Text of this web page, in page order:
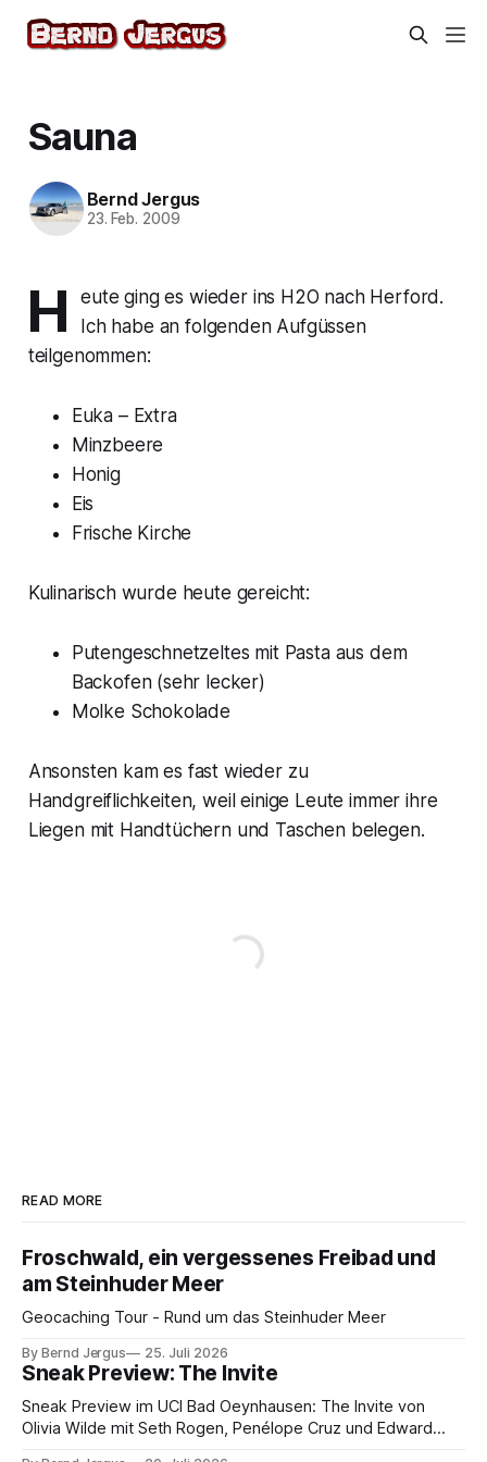
Sauna
Bernd Jergus
23. Feb. 2009
H
eute ging es wieder ins H2O nach Herford.
Ich habe an folgenden Aufgüssen
teilgenommen:
Euka – Extra
Minzbeere
Honig
Eis
Frische Kirche
Kulinarisch wurde heute gereicht:
Putengeschnetzeltes mit Pasta aus dem
Backofen (sehr lecker)
Molke Schokolade
Ansonsten kam es fast wieder zu
Handgreiflichkeiten, weil einige Leute immer ihre
Liegen mit Handtüchern und Taschen belegen.
READ MORE
Froschwald, ein vergessenes Freibad und
am Steinhuder Meer
Geocaching Tour - Rund um das Steinhuder Meer
By Bernd Jergus 25. Juli 2026
Sneak Preview: The Invite
Sneak Preview im UCI Bad Oeynhausen: The Invite von
Olivia Wilde mit Seth Rogen, Penélope Cruz und Edward